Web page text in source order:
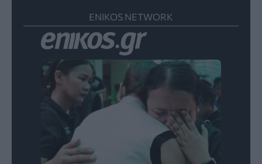
ENIKOS NETWORK